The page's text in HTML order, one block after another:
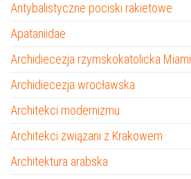
Antybalistyczne pociski rakietowe
Apataniidae
Archidiecezja rzymskokatolicka Miami
Archidiecezja wrocławska
Architekci modernizmu
Architekci związani z Krakowem
Architektura arabska